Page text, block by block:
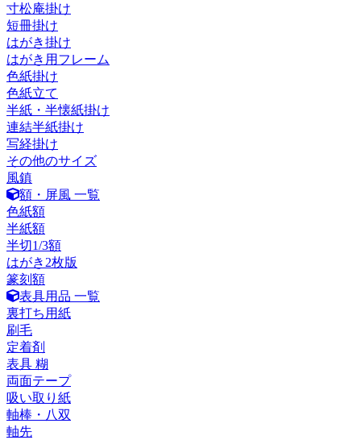
寸松庵掛け
短冊掛け
はがき掛け
はがき用フレーム
色紙掛け
色紙立て
半紙・半懐紙掛け
連結半紙掛け
写経掛け
その他のサイズ
風鎮
額・屏風 一覧
色紙額
半紙額
半切1/3額
はがき2枚版
篆刻額
表具用品 一覧
裏打ち用紙
刷毛
定着剤
表具 糊
両面テープ
吸い取り紙
軸棒・八双
軸先